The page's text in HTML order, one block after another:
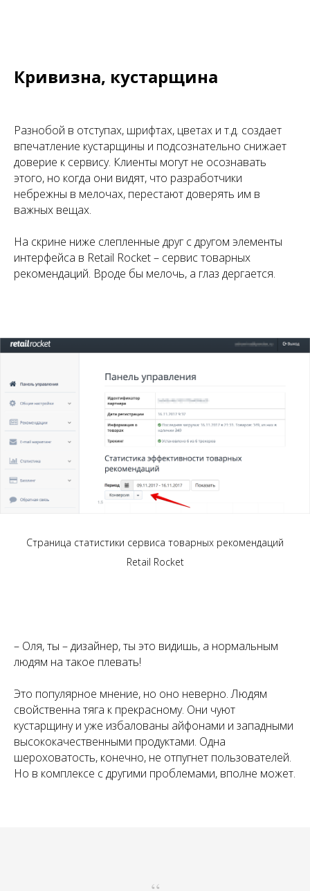
Кривизна, кустарщина
Разнобой в отступах, шрифтах, цветах и т.д. создает
впечатление кустарщины и подсознательно снижает
доверие к сервису. Клиенты могут не осознавать
этого, но когда они видят, что разработчики
небрежны в мелочах, перестают доверять им в
важных вещах.
На скрине ниже слепленные друг с другом элементы
интерфейса в Retail Rocket – сервис товарных
рекомендаций. Вроде бы мелочь, а глаз дергается.
Страница статистики сервиса товарных рекомендаций
Retail Rocket
– Оля, ты – дизайнер, ты это видишь, а нормальным
людям на такое плевать!
Это популярное мнение, но оно неверно. Людям
свойственна тяга к прекрасному. Они чуют
кустарщину и уже избалованы айфонами и западными
высококачественными продуктами. Одна
шероховатость, конечно, не отпугнет пользователей.
Но в комплексе с другими проблемами, вполне может.